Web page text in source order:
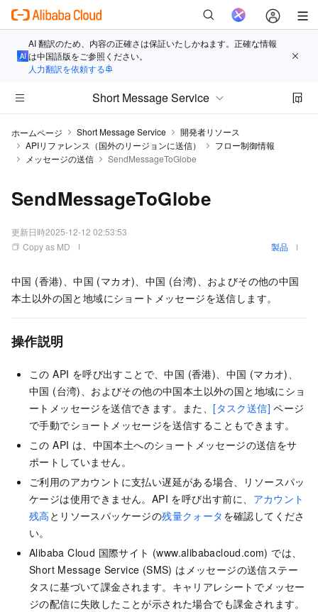
AI 翻訳のため、内容の正確さは保証いたしかねます。正確な情報
は中国語版をご参照ください。
人力翻訳を依頼する
Short Message Service
ホームページ Short Message Service
開発者リソース
APIリファレンス（国外のリージョンに送信）
フロー制御情報
メッセージの送信
SendMessageToGlobe
SendMessageToGlobe
更新日時2025-12-12 02:53:53
Copy as MD
製品
中国 (香港)、中国 (マカオ)、中国 (台湾)、およびその他の中国
本土以外の国と地域にショートメッセージを送信します。
操作説明
この API を呼び出すことで、中国 (香港)、中国 (マカオ)、
中国 (台湾)、およびその他の中国本土以外の国と地域にショ
ートメッセージを送信できます。また、[タスク送信] ページ
で手動でショートメッセージを送信することもできます。
この API は、中国本土へのショートメッセージの送信をサ
ポートしていません。
ご利用のアカウントに支払い遅延がある場合、リソースパッ
ケージは使用できません。API を呼び出す前に、 アカウント
残高 とリソースパッケージの残量クォータ を確認してくださ
い。
Alibaba Cloud 国際サイト (www.alibabacloud.com) では、
Short Message Service (SMS) はメッセージの送信ステー
タスに基づいて課金されます。キャリアレシートでメッセー
ジの配信に失敗したことが示された場合でも課金されます。